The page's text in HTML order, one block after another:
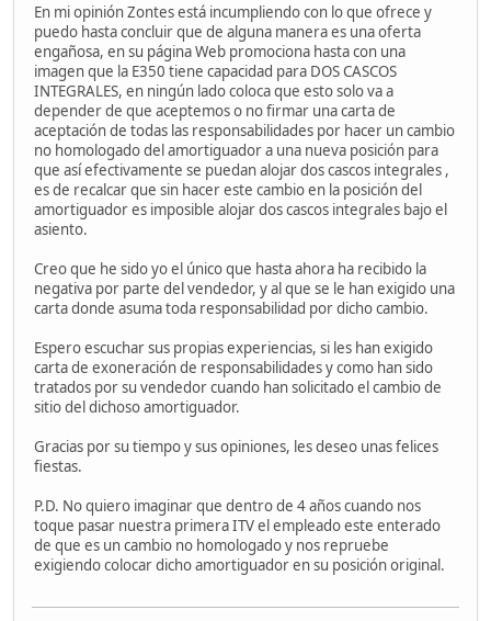
En mi opinión Zontes está incumpliendo con lo que ofrece y
puedo hasta concluir que de alguna manera es una oferta
engañosa, en su página Web promociona hasta con una
imagen que la E350 tiene capacidad para DOS CASCOS
INTEGRALES, en ningún lado coloca que esto solo va a
depender de que aceptemos o no firmar una carta de
aceptación de todas las responsabilidades por hacer un cambio
no homologado del amortiguador a una nueva posición para
que así efectivamente se puedan alojar dos cascos integrales ,
es de recalcar que sin hacer este cambio en la posición del
amortiguador es imposible alojar dos cascos integrales bajo el
asiento.
Creo que he sido yo el único que hasta ahora ha recibido la
negativa por parte del vendedor, y al que se le han exigido una
carta donde asuma toda responsabilidad por dicho cambio.
Espero escuchar sus propias experiencias, si les han exigido
carta de exoneración de responsabilidades y como han sido
tratados por su vendedor cuando han solicitado el cambio de
sitio del dichoso amortiguador.
Gracias por su tiempo y sus opiniones, les deseo unas felices
fiestas.
P.D. No quiero imaginar que dentro de 4 años cuando nos
toque pasar nuestra primera ITV el empleado este enterado
de que es un cambio no homologado y nos repruebe
exigiendo colocar dicho amortiguador en su posición original.